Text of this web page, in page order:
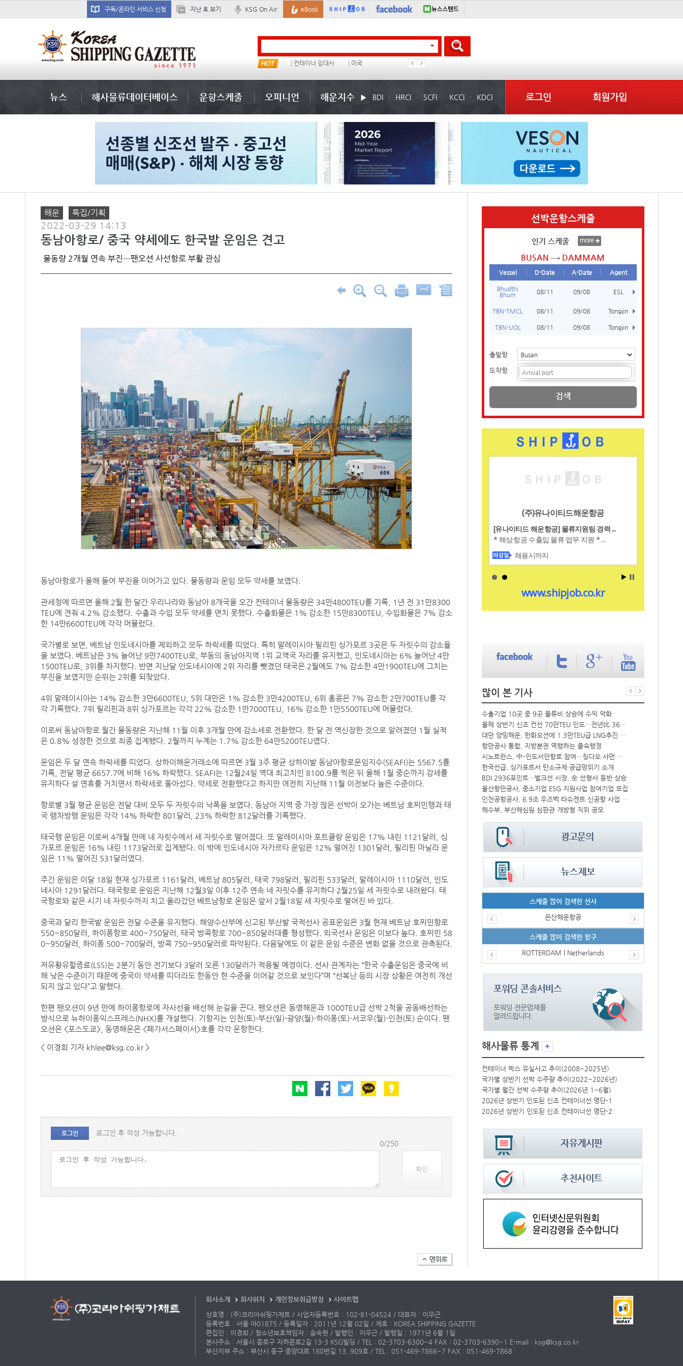
구독/온라인 서비스 신청 지난 호 보기 KSG On Air eBook
국제선박투자운용 컨테이너 임대사 미국 1
뉴스 해사물류데이터베이스 운항스케줄 오피니언 해운지수 BDI HRCI SCFI KCCI KDCI 로그인 회원가입
해운 특집/기획
2022-03-29 14:13
동남아항로/ 중국 약세에도 한국발 운임은 견고
물동량 2개월 연속 부진…팬오션 사선항로 부활 관심
동남아항로가 올해 들어 부진을 이어가고 있다. 물동량과 운임 모두 약세를 보였다.
관세청에 따르면 올해 2월 한 달간 우리나라와 동남아 8개국을 오간 컨테이너 물동량은 34만4800TEU를 기록, 1년 전 31만8300
TEU에 견줘 4.2% 감소했다. 수출과 수입 모두 약세를 면치 못했다. 수출화물은 1% 감소한 15만8300TEU, 수입화물은 7% 감소
한 14만6600TEU에 각각 머물렀다.
국가별로 보면, 베트남 인도네시아를 제외하고 모두 하락세를 띠었다. 특히 말레이시아 필리핀 싱가포르 3곳은 두 자릿수의 감소율
을 보였다. 베트남은 3% 늘어난 9만7400TEU로, 부동의 동남아지역 1위 교역국 자리를 유지했고, 인도네시아는 6% 늘어난 4만
1500TEU로, 3위를 차지했다. 반면 지난달 인도네시아에 2위 자리를 뺏겼던 태국은 2월에도 7% 감소한 4만1900TEU에 그치는
부진을 보였지만 순위는 2위를 되찾았다.
4위 말레이시아는 14% 감소한 3만6600TEU, 5위 대만은 1% 감소한 3만4200TEU, 6위 홍콩은 7% 감소한 2만700TEU를 각
각 기록했다. 7위 필리핀과 8위 싱가포르는 각각 22% 감소한 1만7000TEU, 16% 감소한 1만5500TEU에 머물렀다.
이로써 동남아항로 월간 물동량은 지난해 11월 이후 3개월 만에 감소세로 전환했다. 한 달 전 역신장한 것으로 알려졌던 1월 실적
은 0.8% 성장한 것으로 최종 집계됐다. 2월까지 누계는 1.7% 감소한 64만5200TEU였다.
운임은 두 달 연속 하락세를 띠었다. 상하이해운거래소에 따르면 3월 3주 평균 상하이발 동남아항로운임지수(SEAFI)는 5567.5를
기록, 전달 평균 6657.7에 비해 16% 하락했다. SEAFI는 12월24일 역대 최고치인 8100.9를 찍은 뒤 올해 1월 중순까지 강세를
유지하다 설 연휴를 거치면서 하락세로 돌아섰다. 약세로 전환했다고 하지만 여전히 지난해 11월 이전보다 높은 수준이다.
항로별 3월 평균 운임은 전달 대비 모두 두 자릿수의 낙폭을 보였다. 동남아 지역 중 가장 많은 선박이 오가는 베트남 호찌민행과 태
국 램차방행 운임은 각각 14% 하락한 801달러, 23% 하락한 812달러를 기록했다.
태국행 운임은 이로써 4개월 만에 네 자릿수에서 세 자릿수로 떨어졌다. 또 말레이시아 포트클랑 운임은 17% 내린 1121달러, 싱
가포르 운임은 16% 내린 1173달러로 집계됐다. 이 밖에 인도네시아 자카르타 운임은 12% 떨어진 1301달러, 필리핀 마닐라 운
임은 11% 떨어진 531달러였다.
주간 운임은 이달 18일 현재 싱가포르 1161달러, 베트남 805달러, 태국 798달러, 필리핀 533달러, 말레이시아 1110달러, 인도
네시아 1291달러다. 태국항로 운임은 지난해 12월3일 이후 12주 연속 네 자릿수를 유지하다 2월25일 세 자릿수로 내려왔다. 태
국항로와 같은 시기 네 자릿수까지 치고 올라갔던 베트남항로 운임은 앞서 2월18일 세 자릿수로 떨어진 바 있다.
중국과 달리 한국발 운임은 전달 수준을 유지했다. 해양수산부에 신고된 부산발 국적선사 공표운임은 3월 현재 베트남 호찌민항로
550~850달러, 하이퐁항로 400~750달러, 태국 방콕항로 700~850달러대를 형성했다. 외국선사 운임은 이보다 높다. 호찌민 58
0~950달러, 하이퐁 500~700달러, 방콕 750~950달러로 파악된다. 다음달에도 이 같은 운임 수준은 변화 없을 것으로 관측된다.
저유황유할증료(LSS)는 2분기 동안 전기보다 3달러 오른 130달러가 적용될 예정이다. 선사 관계자는 “한국 수출운임은 중국에 비
해 낮은 수준이기 때문에 중국이 약세를 띠더라도 한동안 현 수준을 이어갈 것으로 보인다”며 “선복난 등의 시장 상황은 여전히 개선
되지 않고 있다”고 말했다.
한편 팬오션이 9년 만에 하이퐁항로에 자사선을 배선해 눈길을 끈다. 팬오션은 동영해운과 1000TEU급 선박 2척을 공동배선하는
방식으로 뉴하이퐁익스프레스(NHX)를 개설했다. 기항지는 인천(토)-부산(일)-광양(월)-하이퐁(토)-서코우(월)-인천(토) 순이다. 팬
오션은 <포스도쿄>, 동영해운은 <페가서스페이서>호를 각각 운항한다.
< 이경희 기자 khlee@ksg.co.kr >
로그인
로그인 후 작성 가능합니다.
0/250
확인
선박운항스케줄
인기 스케줄
BUSAN DAMMAM
Vessel D-Date A-Date Agent
Bhudthi
Bhum
08/11 09/08 ESL
TBN-TMCL 08/11 09/08 Tongjin
TBN-UOL 08/11 09/08 Tongjin
출발항
도착항
검색
많이 본 기사
인사/ 해양수산부
‘韓中 웃고 日 울고’ 상반기 선박수주량 희비교차
페덱스, 광저우-시드니 직항 화물노선 개설
인사/ 해양수산부
수출기업 10곳 중 9곳 물류비 상승에 수익 악화
올해 상반기 신조 컨선 70만TEU 인도…전년比 36% 감소
대만 양밍해운, 한화오션에 1.3만TEU급 LNG추진 컨선 6척 발주
항만공사 통합, 지방분권 역행하는 졸속행정
시노트란스, 中-인도서안항로 참여…칭다오·샤먼 직항
한국선급, 싱가포르서 탄소규제·공급망위기 소개
BDI 2936포인트…벌크선 시장, 全 선형서 동반 상승
울산항만공사, 중소기업 ESG 지원사업 참여기업 모집
인천공항공사, 6.9조 우즈벡 타슈켄트 신공항 사업 참여
해수부, 부산해심원 심판관 개방형 직위 공모
스케줄 많이 검색한 선사
(주)맥스피드 은산해운항공
스케줄 많이 검색한 항구
ROTTERDAM | Netherlands
해사물류 통계
국가별 상반기 선박 수주량 추이(2022~2026년)
국가별 월간 선박 수주량 추이(2026년 1~6월)
컨테이너 박스 유실사고 추이(2008~2025년)
국가별 상반기 선박 수주량 추이(2022~2026년)
국가별 월간 선박 수주량 추이(2026년 1~6월)
2026년 상반기 인도된 신조 컨테이너선 명단-1
2026년 상반기 인도된 신조 컨테이너선 명단-2
회사소개 회사위치 개인정보취급방침
사이트맵
상호명 : (주)코리아쉬핑가제트 / 사업자등록번호 : 102-81-04524 / 대표자 : 이우근
등록번호 : 서울 아01875 / 등록일자 : 2011년 12월 02일 / 제호 : KOREA SHIPPING GAZETTE
편집인 : 이경희 / 청소년보호책임자 : 송숙현 / 발행인 : 이우근 / 발행일 : 1971년 6월 1일
본사주소 : 서울시 종로구 자하문로2길 13-3 KSG빌딩 / TEL : 02-3703-6300~4 FAX : 02-3703-6390~1 E-mail : ksg@ksg.co.kr
부산지부 주소 : 부산시 동구 중앙대로 180번길 13, 909호 / TEL : 051-469-7866~7 FAX : 051-469-7868